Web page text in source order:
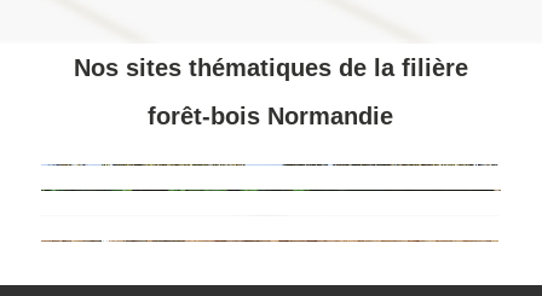
Nos sites thématiques de la filière
forêt-bois Normandie